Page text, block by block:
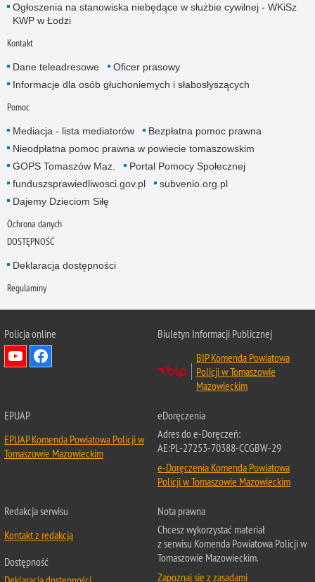
Ogłoszenia na stanowiska niebędące w służbie cywilnej - WKiSz
KWP w Łodzi
Kontakt
Dane teleadresowe
Oficer prasowy
Informacje dla osób głuchoniemych i słabosłyszących
Pomoc
Mediacja - lista mediatorów
Bezpłatna pomoc prawna
Nieodpłatna pomoc prawna w powiecie tomaszowskim
GOPS Tomaszów Maz.
Portal Pomocy Społecznej
funduszsprawiedliwosci.gov.pl
subvenio.org.pl
Dajemy Dzieciom Siłę
Ochrona danych
DOSTĘPNOŚĆ
Deklaracja dostępności
Regulaminy
Policja online
Biuletyn Informacji Publicznej
BIP Komenda Powiatowa
Policji w Tomaszowie
Mazowieckim
EPUAP
EPUAP Komenda Powiatowa Policji w
Tomaszowie Mazowieckim
eDoręczenia
Adres do e-Doręczeń:
AE:PL-27253-70388-CCGBW-29
e-Doręczenia Komenda Powiatowa
Policji w Tomaszowie Mazowieckim
Redakcja serwisu
Kontakt z redakcją
Dostępność
Nota prawna
Chcesz wykorzystać materiał
z serwisu Komenda Powiatowa Policji w
Tomaszowie Mazowieckim.
Zapoznaj się z zasadami